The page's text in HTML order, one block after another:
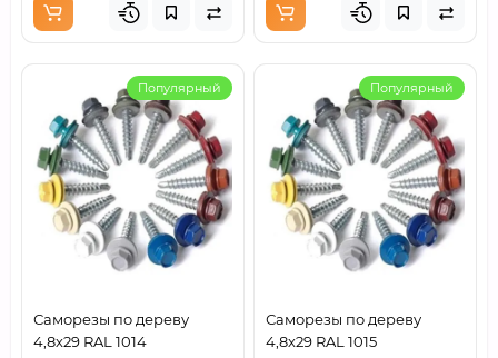
Популярный
Саморезы по дереву
4,8х29 RAL 1014
Популярный
Саморезы по дереву
4,8х29 RAL 1015